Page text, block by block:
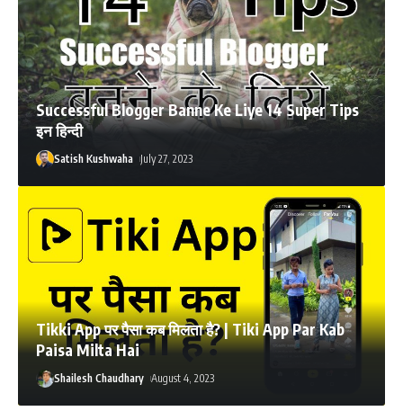
Successful Blogger Banne Ke Liye 14 Super Tips
इन हिन्दी
Satish Kushwaha July 27, 2023
Tikki App पर पैसा कब मिलता है? | Tiki App Par Kab
Paisa Milta Hai
Shailesh Chaudhary August 4, 2023